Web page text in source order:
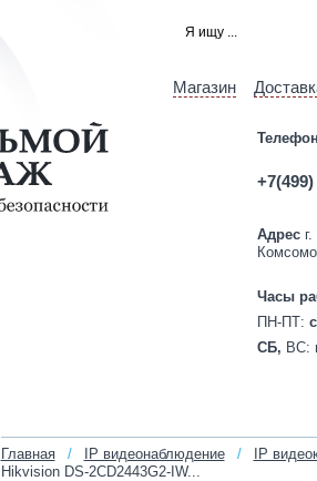
Магазин
+7(499)
Адресг.
Часы
ПН-ПТ:
СБ, ВС:
Главная / IP видеонаблюдение / IP
Hikvision DS-2CD2443G2-IW...